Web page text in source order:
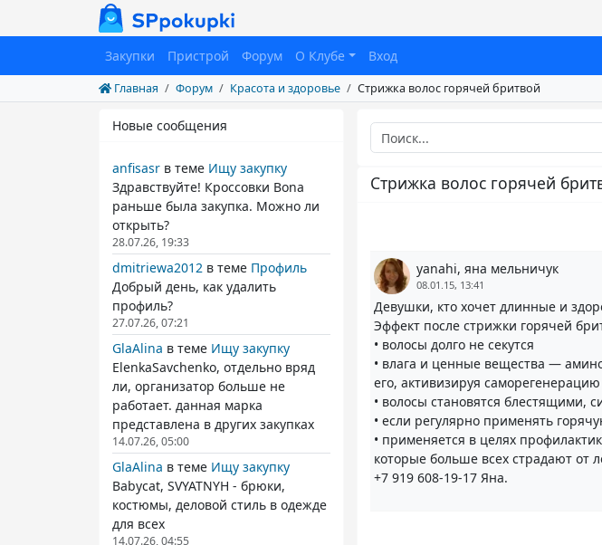
Закупки Пристрой Форум О Клубе Вход
Главная Форум Красота и здоровье Cтрижка волос горячей бритвой
Новые сообщения
anfisasr в теме Ищу закупку
Здравствуйте! Кроссовки Bona
раньше была закупка. Можно ли
открыть?
28.07.26, 19:33
dmitriewa2012 в теме Профиль
Добрый день, как удалить
профиль?
27.07.26, 07:21
GlaAlina в теме Ищу закупку
ElenkaSavchenko, отдельно вряд
ли, организатор больше не
работает. данная марка
представлена в других закупках
14.07.26, 05:00
GlaAlina в теме Ищу закупку
Babycat, SVYATNYH - брюки,
костюмы, деловой стиль в одежде
для всех
14.07.26, 04:55
Cтрижка волос горячей
yanahi, яна мельничук
08.01.15, 13:41
Девушки, кто хочет длинные и
Эффект после стрижки горячей
• волосы долго не секутся
• влага и ценные вещества —
его, активизируя
• волосы становятся блестящими,
• если регулярно применять
• применяется в целях
которые больше всех страдают от
+7 919 608-19-17 Яна.